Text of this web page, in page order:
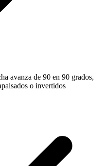
avanza de 90 en 90 grados,
o invertidos